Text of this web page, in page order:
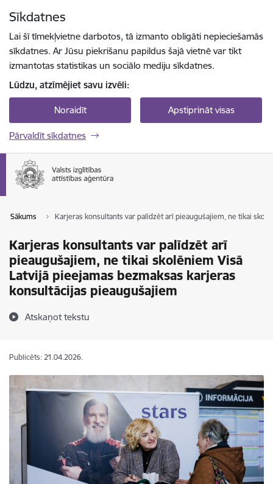
Sīkdatnes
Lai šī tīmekļvietne darbotos, tā izmanto obligāti nepieciešamās
sīkdatnes. Ar Jūsu piekrišanu papildus šajā vietnē var tikt
izmantotas statistikas un sociālo mediju sīkdatnes.
Lūdzu, atzīmējiet savu izvēli:
Noraidīt Apstiprināt visas
Pārvaldīt sīkdatnes
Sākums Karjeras konsultants var palīdzēt arī pieaugušajiem, ne tikai
Karjeras konsultants var palīdzēt arī
pieaugušajiem, ne tikai skolēniem Visā
Latvijā pieejamas bezmaksas karjeras
konsultācijas pieaugušajiem
Atskaņot tekstu
Publicēts: 21.04.2026.